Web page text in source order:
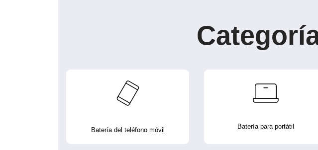
Batería del teléfono móvil Batería para portátil